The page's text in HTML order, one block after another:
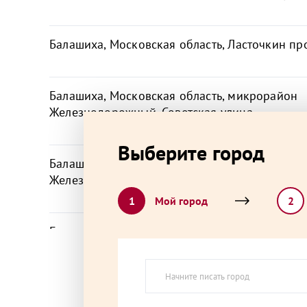
Балашиха, Московская область, Ласточкин
Балашиха, Московская область, микрорайон
Железнодорожный, Советская улица,
Балашиха, Московская область, микрорайон
Железнодорожный, Юбилейная улица,
Балашиха, Московская область, Советская
Видное, Московская область, Берёзовая
Выберите город
1 Мой город 2